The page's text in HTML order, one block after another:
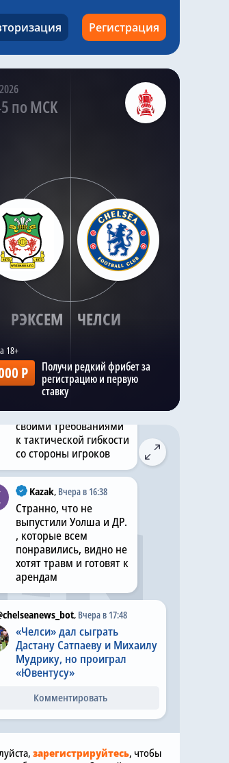
Регистрация
по МСК
РЭКСЕМ ЧЕЛСИ
Р
Получи редкий фрибет за
регистрацию и первую
ставку
трансферном рынке,
поскольку Алонсо
стремится создать
команду, способную
бороться за крупные
трофеи. По
сообщениям, Араухо
стал возможной целью
выступлений в
Португалии.
Араухо, способный
играть на позиции
левого защитника,
флангового защитника
или даже атакующего
полузащитника на
левом фланге,
заслужил репутацию
одного из самых ярких
защитников
«Спортинга». Его
универсальность
может заинтересовать
Алонсо, известного
своими требованиями
к тактической гибкости
со стороны игроков
Kazak, Вчера в 16:38
Странно, что не
выпустили Уолша и ДР.
, которые всем
понравились, видно не
хотят травм и готовят к
арендам
, Вчера в 17:48
«Челси» дал сыграть
Дастану Сатпаеву и Михаилу
Мудрику, но проиграл
«Ювентусу»
Комментировать
зарегистрируйтесь, чтобы